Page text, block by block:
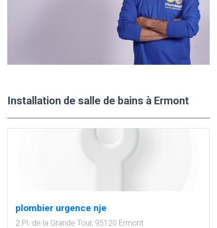
Installation de salle de bains à Ermont
plombier urgence nje
2 Pl. de la Grande Tour, 95120 Ermont